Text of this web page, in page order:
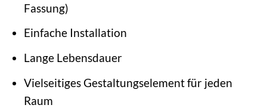
Fassung)
Einfache Installation
Lange Lebensdauer
Vielseitiges Gestaltungselement für jeden
Raum